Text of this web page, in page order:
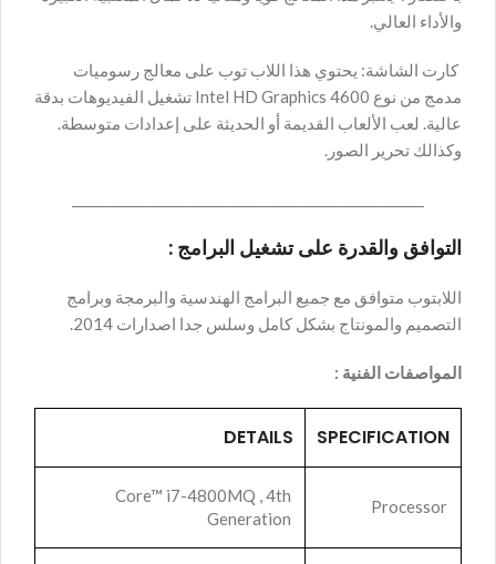
والأداء العالي.
كارت الشاشة: يحتوي هذا اللاب توب على معالج رسوميات
مدمج من نوع Intel HD Graphics 4600 تشغيل الفيديوهات بدقة
عالية. لعب الألعاب القديمة أو الحديثة على إعدادات متوسطة.
وكذالك تحرير الصور.
التوافق والقدرة على تشغيل البرامج :
اللابتوب متوافق مع جميع البرامج الهندسية والبرمجة وبرامج
التصميم والمونتاج بشكل كامل وسلس جدا اصدارات 2014.
المواصفات الفنية :
SPECIFICATION
DETAILS
Processor
Core™ i7-4800MQ , 4th
Generation